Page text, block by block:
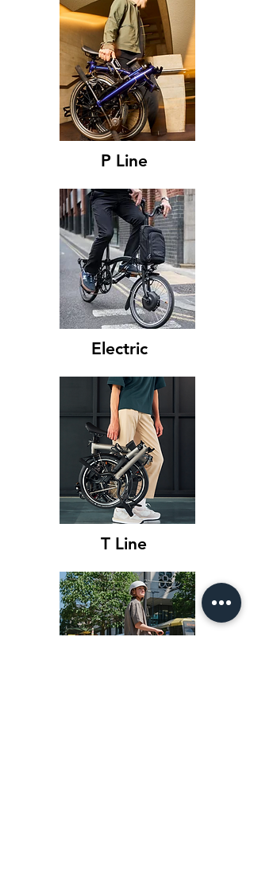
P Line
Electric
T Line